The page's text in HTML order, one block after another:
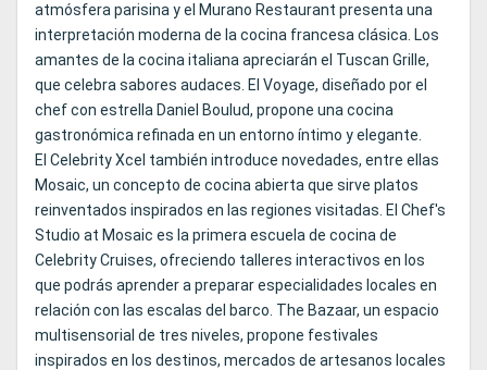
atmósfera parisina y el Murano Restaurant presenta una
interpretación moderna de la cocina francesa clásica. Los
amantes de la cocina italiana apreciarán el Tuscan Grille,
que celebra sabores audaces. El Voyage, diseñado por el
chef con estrella Daniel Boulud, propone una cocina
gastronómica refinada en un entorno íntimo y elegante.
El Celebrity Xcel también introduce novedades, entre ellas
Mosaic, un concepto de cocina abierta que sirve platos
reinventados inspirados en las regiones visitadas. El Chef's
Studio at Mosaic es la primera escuela de cocina de
Celebrity Cruises, ofreciendo talleres interactivos en los
que podrás aprender a preparar especialidades locales en
relación con las escalas del barco. The Bazaar, un espacio
multisensorial de tres niveles, propone festivales
inspirados en los destinos, mercados de artesanos locales